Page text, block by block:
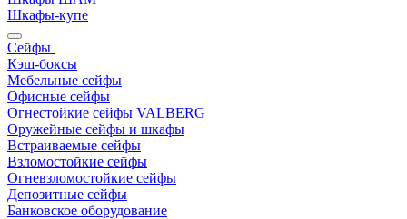
Шкафы-купе
Сейфы
Кэш-боксы
Мебельные сейфы
Офисные сейфы
Огнестойкие сейфы VALBERG
Оружейные сейфы и шкафы
Встраиваемые сейфы
Взломостойкие сейфы
Огневзломостойкие сейфы
Депозитные сейфы
Банковское оборудование